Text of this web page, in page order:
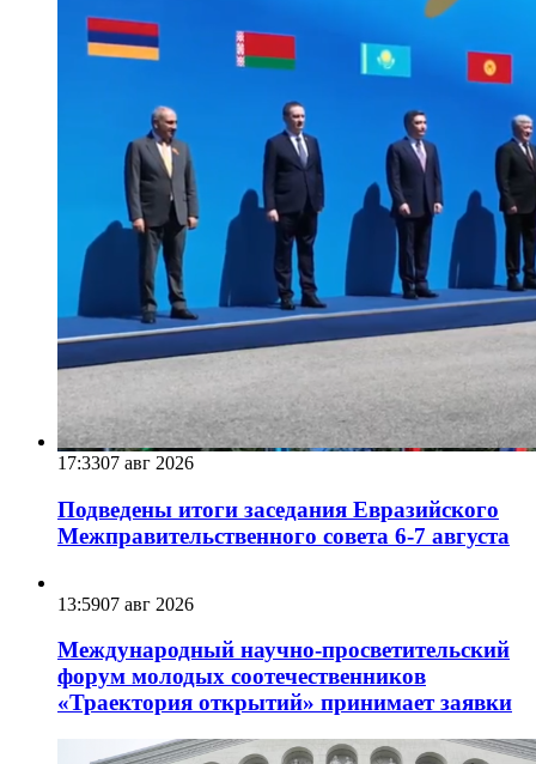
17:3307 авг 2026
Подведены итоги заседания Евразийского
Межправительственного совета 6-7 августа
13:5907 авг 2026
Международный научно-просветительский
форум молодых соотечественников
«Траектория открытий» принимает заявки